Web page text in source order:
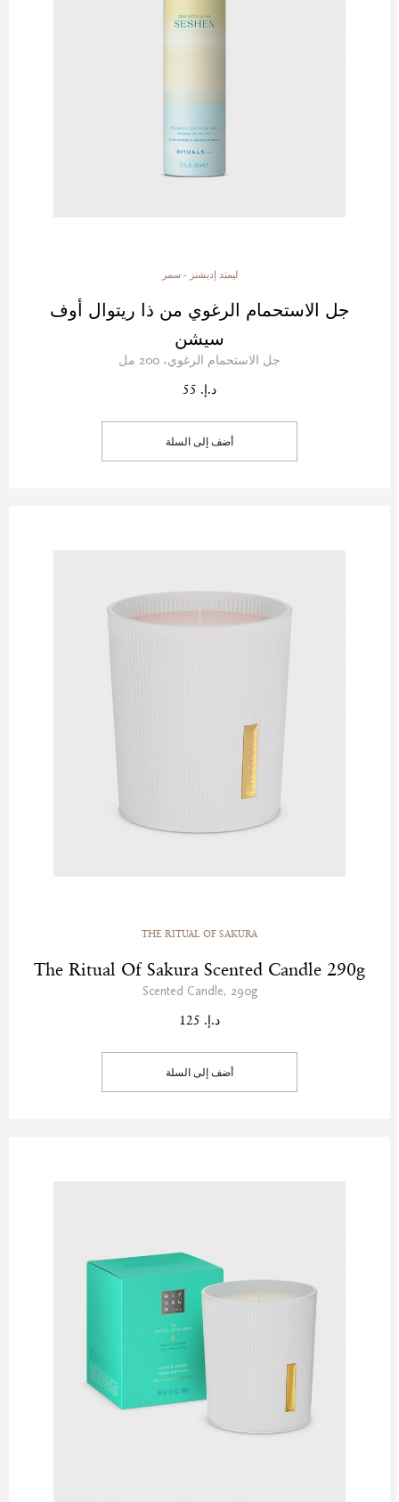
ليمتد إديشنز - سمر
جل الاستحمام الرغوي من ذا ريتوال أوف
سيشن
جل الاستحمام الرغوي، 200 مل
د.إ. 55
أضف إلى السلة
THE RITUAL OF SAKURA
The Ritual Of Sakura Scented Candle 290g
Scented Candle, 290g
د.إ. 125
أضف إلى السلة